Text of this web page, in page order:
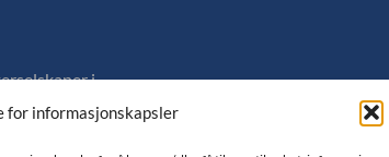
for informasjonskapsler
i
ved å